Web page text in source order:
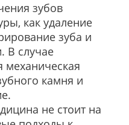
зубов
как удаление
зуба и
В случае
механическая
камня и
не стоит на